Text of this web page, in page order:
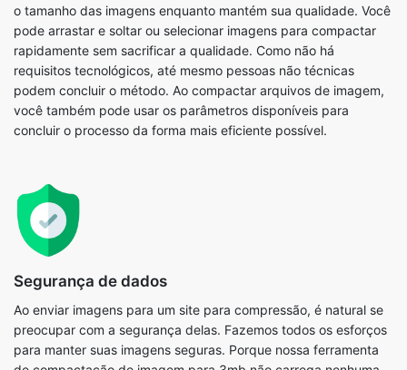
podem concluir o método. Ao compactar arquivos de imagem,
você também pode usar os parâmetros disponíveis para
concluir o processo da forma mais eficiente possível.
Segurança de dados
Ao enviar imagens para um site para compressão, é natural se
preocupar com a segurança delas. Fazemos todos os esforços
para manter suas imagens seguras. Porque nossa ferramenta
imagem para o servidor e, em vez disso, realiza todas as suas
operações dentro do navegador. Como resultado, podemos
garantir que nossos consumidores estejam totalmente seguros.